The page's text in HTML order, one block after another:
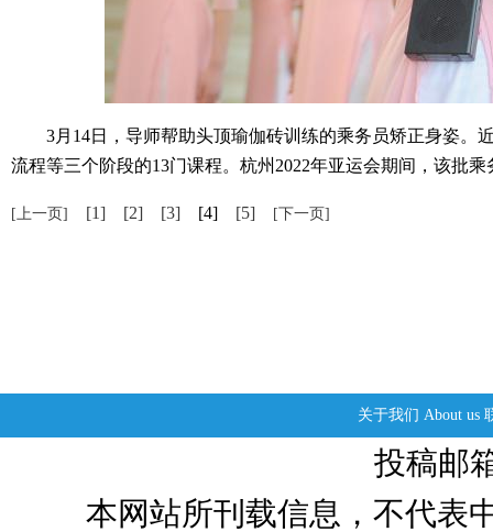
3月14日，导师帮助头顶瑜伽砖训练的乘务员矫正身姿。
流程等三个阶段的13门课程。杭州2022年亚运会期间，该批
[上一页] [1] [2] [3] [4] [5] [下一页]
关于我们 About us
投稿邮
本网站所刊载信息，不代表